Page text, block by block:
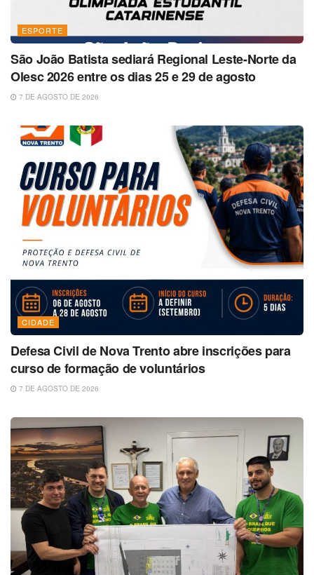
ESPORTE
São João Batista sediará Regional Leste-Norte da
Olesc 2026 entre os dias 25 e 29 de agosto
7 DE AGOSTO DE 2026
CIDADE
Defesa Civil de Nova Trento abre inscrições para
curso de formação de voluntários
7 DE AGOSTO DE 2026